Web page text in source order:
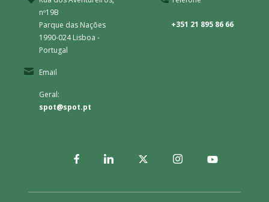
nº19B
Parque das Nações
1990-024 Lisboa -
Portugal
+351 21 895 86 66
Email
Geral:
spot@spot.pt